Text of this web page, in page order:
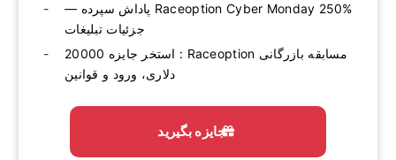
Raceoption Cyber ​​Monday 250% پاداش سپرده —
جزئیات تبلیغات
مسابقه بازرگانی Raceoption : استخر جایزه 20000
دلاری، ورود و قوانین
جایزه بگیرید